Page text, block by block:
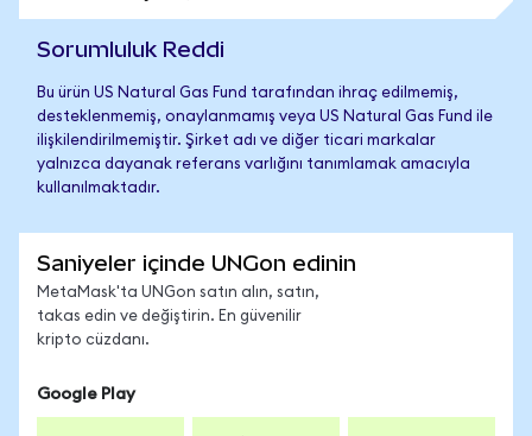
Sorumluluk Reddi
Bu ürün US Natural Gas Fund tarafından ihraç edilmemiş,
desteklenmemiş, onaylanmamış veya US Natural Gas Fund ile
ilişkilendirilmemiştir. Şirket adı ve diğer ticari markalar
yalnızca dayanak referans varlığını tanımlamak amacıyla
kullanılmaktadır.
Saniyeler içinde UNGon edinin
MetaMask'ta UNGon satın alın, satın,
takas edin ve değiştirin. En güvenilir
kripto cüzdanı.
Google Play